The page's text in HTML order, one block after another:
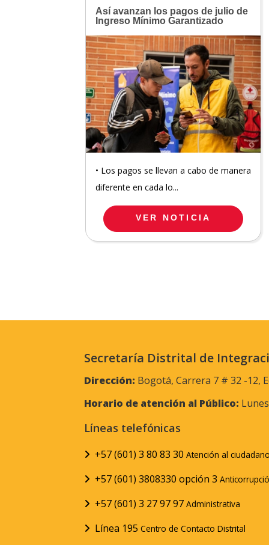
Así avanzan los pagos de julio de
Ingreso Mínimo Garantizado
• Los pagos se llevan a cabo de manera
diferente en cada lo...
VER NOTICIA
Secretaría Distrital de
Dirección: Bogotá, Carrera 7 # 32 -12,
Horario de atención al Público:
Líneas telefónicas
+57 (601) 3 80 83 30 Atención al
+57 (601) 3808330 opción 3
+57 (601) 3 27 97 97 Administrativa
Línea 195 Centro de Contacto Distrital